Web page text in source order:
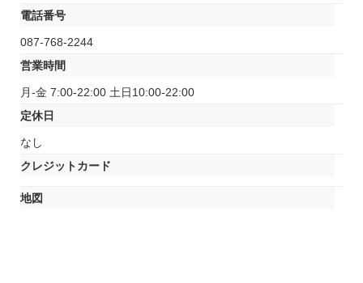
電話番号
087-768-2244
営業時間
月-金 7:00-22:00 土日10:00-22:00
定休日
なし
クレジットカード
地図